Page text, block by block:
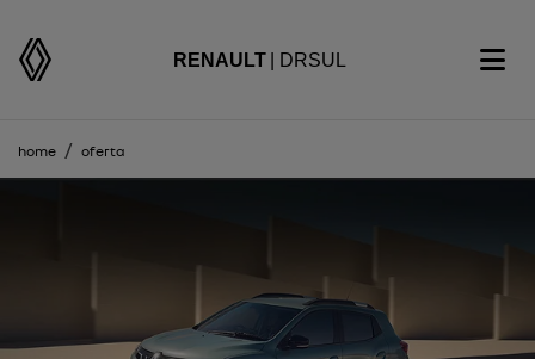
RENAULT | DRSUL
home oferta